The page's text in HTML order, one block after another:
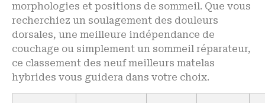
morphologies et positions de sommeil. Que vous
recherchiez un soulagement des douleurs
dorsales, une meilleure indépendance de
couchage ou simplement un sommeil réparateur,
ce classement des neuf meilleurs matelas
hybrides vous guidera dans votre choix.